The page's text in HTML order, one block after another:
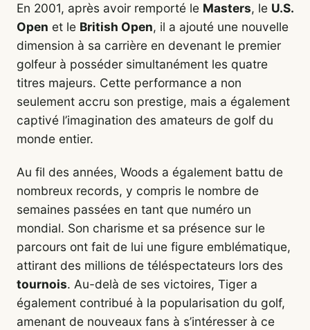
En 2001, après avoir remporté le Masters, le U.S.
Open et le British Open, il a ajouté une nouvelle
dimension à sa carrière en devenant le premier
golfeur à posséder simultanément les quatre
titres majeurs. Cette performance a non
seulement accru son prestige, mais a également
captivé l’imagination des amateurs de golf du
monde entier.
Au fil des années, Woods a également battu de
nombreux records, y compris le nombre de
semaines passées en tant que numéro un
mondial. Son charisme et sa présence sur le
parcours ont fait de lui une figure emblématique,
attirant des millions de téléspectateurs lors des
tournois. Au-delà de ses victoires, Tiger a
également contribué à la popularisation du golf,
amenant de nouveaux fans à s’intéresser à ce